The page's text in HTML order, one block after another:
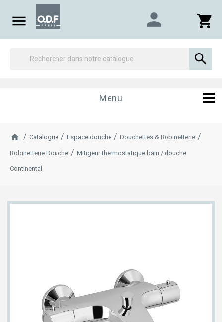
 shopping_cart
person

Menu
Catalogue Espace douche Douchettes & Robinetterie
Robinetterie Douche Mitigeur thermostatique bain / douche
Continental